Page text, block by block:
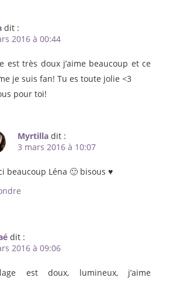
dit :
2016 à 00:44
est très doux j’aime beaucoup et ce
je suis fan! Tu es toute jolie <3
pour toi!
Myrtilla dit :
3 mars 2016 à 10:07
beaucoup Léna 🙂 bisous ♥
dit :
2016 à 09:06
est doux, lumineux, j’aime